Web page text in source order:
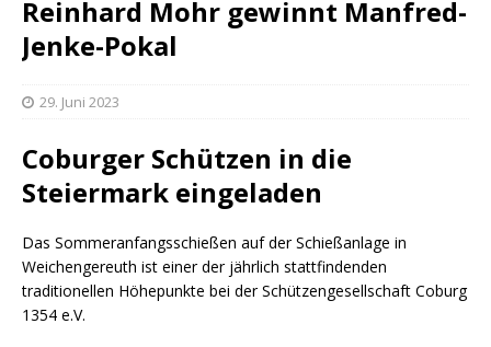
Reinhard Mohr gewinnt Manfred-
Jenke-Pokal
29. Juni 2023
Coburger Schützen in die
Steiermark eingeladen
Das Sommeranfangsschießen auf der Schießanlage in
Weichengereuth ist einer der jährlich stattfindenden
traditionellen Höhepunkte bei der Schützengesellschaft Coburg
1354 e.V.